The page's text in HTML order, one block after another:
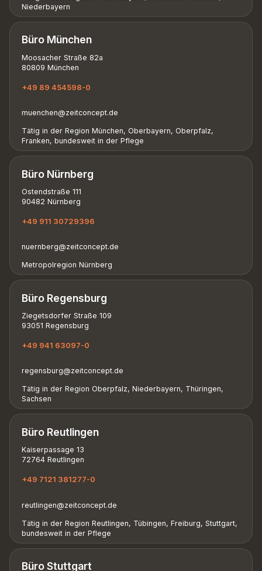
Niederbayern
Büro München
Moosacher Straße 82a
80809 München
+49 89 454598-0
muenchen@zeitconcept.de
Tätig in der Region München, Oberbayern, Oberpfalz,
Franken, bundesweit in der Pflege
Büro Nürnberg
Ostendstraße 111
90482 Nürnberg
+49 911 30729396
nuernberg@zeitconcept.de
Metropolregion Nürnberg
Büro Regensburg
Ziegetsdorfer Straße 109
93051 Regensburg
+49 941 63097-0
regensburg@zeitconcept.de
Tätig in der Region Oberpfalz, Niederbayern, Thüringen,
Sachsen
Büro Reutlingen
Kaiserpassage 13
72764 Reutlingen
+49 7121 381277-0
reutlingen@zeitconcept.de
Tätig in der Region Reutlingen, Tübingen, Freiburg, Stuttgart,
bundesweit in der Pflege
Büro Stuttgart